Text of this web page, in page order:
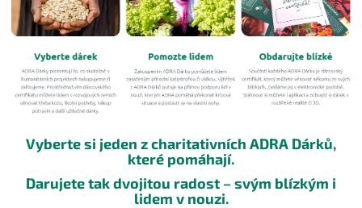
Vyberte si jeden z charitativních ADRA Dárků,
které pomáhají.
Darujete tak dvojitou radost –⁠ svým blízkým i
lidem v nouzi.